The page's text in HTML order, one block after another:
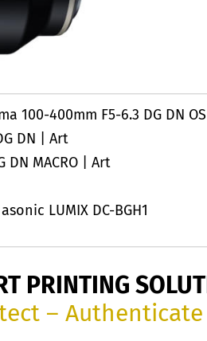
100-400mm F5-6.3 DG DN
DN | Art
DN MACRO | Art
LUMIX DC-BGH1
PRINTING
–